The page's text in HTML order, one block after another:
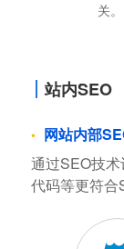
关。
站内SEO
网站内部
通过SEO技
代码等更符合